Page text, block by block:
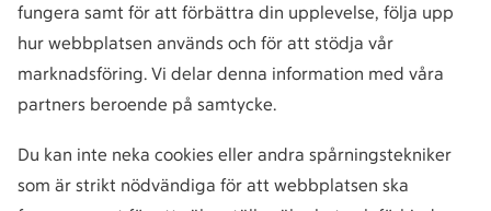
fungera samt för att förbättra din upplevelse, följa upp
hur webbplatsen används och för att stödja vår
marknadsföring. Vi delar denna information med våra
partners beroende på samtycke.
Du kan inte neka cookies eller andra spårningstekniker
som är strikt nödvändiga för att webbplatsen ska